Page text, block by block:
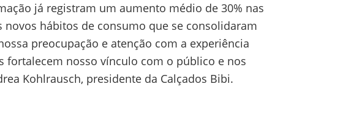
já registram um aumento médio de 30% nas
hábitos de consumo que se consolidaram
preocupação e atenção com a experiência
fortalecem nosso vínculo com o público e nos
Kohlrausch, presidente da Calçados Bibi.